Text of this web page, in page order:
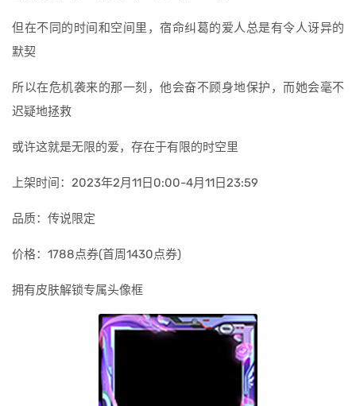
但在不同的时间和空间里，宿命纠葛的爱人总是有令人讶异的
默契
所以在危机袭来的那一刻，他会奋不顾身地保护，而她会毫不
迟疑地拯救
或许这就是无限的爱，存在于有限的时空里
上架时间：2023年2月11日0:00-4月11日23:59
品质：传说限定
价格：1788点券(首周1430点券)
拥有皮肤解锁专属头像框